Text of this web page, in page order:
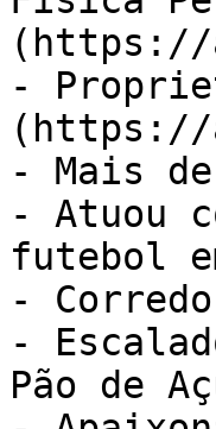
(https://
-
(https://
- Mais
- Atuou
futebol
-
-
Pão de